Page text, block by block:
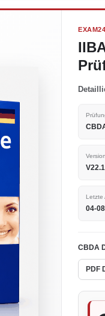
Version
Letzte
04-
CBDA
PDF